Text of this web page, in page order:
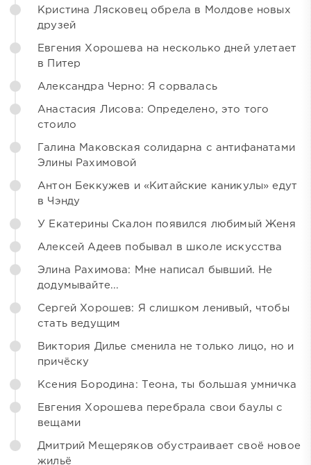
Кристина Лясковец обрела в Молдове новых
друзей
Евгения Хорошева на несколько дней улетает
в Питер
Александра Черно: Я сорвалась
Анастасия Лисова: Определено, это того
стоило
Галина Маковская солидарна с антифанатами
Элины Рахимовой
Антон Беккужев и «Китайские каникулы» едут
в Чэнду
У Екатерины Скалон появился любимый Женя
Алексей Адеев побывал в школе искусства
Элина Рахимова: Мне написал бывший. Не
додумывайте...
Сергей Хорошев: Я слишком ленивый, чтобы
стать ведущим
Виктория Дилье сменила не только лицо, но и
причёску
Ксения Бородина: Теона, ты большая умничка
Евгения Хорошева перебрала свои баулы с
вещами
Дмитрий Мещеряков обустраивает своё новое
жильё